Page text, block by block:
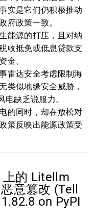
实是它们仍积极推动
府政策一致。
能源的打压，且对纳
收抵免或低息贷款支
金。
雷达安全考虑限制海
类似地缘安全威胁，
电缺乏说服力。
的同时，却在放松对
策反映出能源政策受
上的 Litellm
意篡改 (Tell
on PyPI